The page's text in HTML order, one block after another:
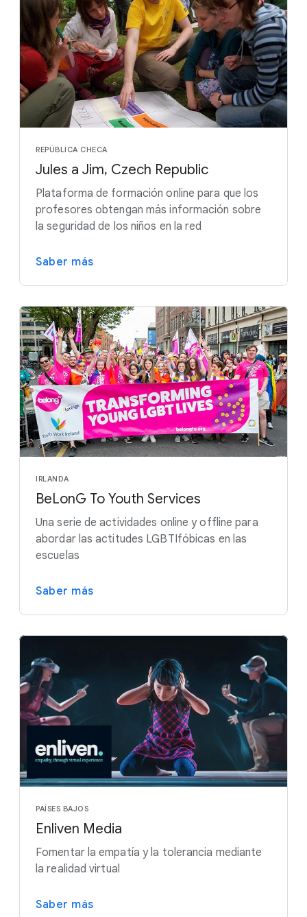
REPÚBLICA CHECA
Jules a Jim, Czech Republic
Plataforma de formación online para que los
profesores obtengan más información sobre
la seguridad de los niños en la red
Saber más
IRLANDA
BeLonG To Youth Services
Una serie de actividades online y offline para
abordar las actitudes LGBTIfóbicas en las
escuelas
Saber más
PAÍSES BAJOS
Enliven Media
Fomentar la empatía y la tolerancia mediante
la realidad virtual
Saber más